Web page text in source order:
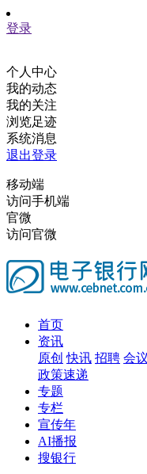
登录
个人中心
我的动态
我的关注
浏览足迹
系统消息
退出登录
移动端
访问手机端
官微
访问官微
首页
资讯
原创 快讯 招聘 会议
政策速递
专题
专栏
宣传年
AI播报
搜银行